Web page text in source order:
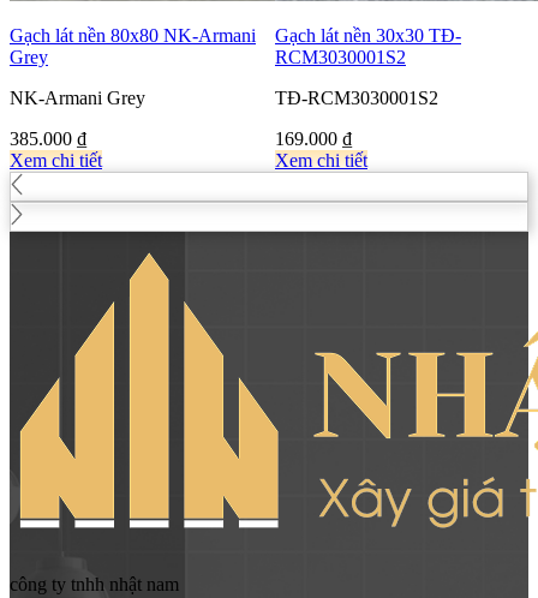
Gạch lát nền 80x80 NK-Armani
Grey
NK-Armani Grey
385.000 ₫
Xem chi tiết
Gạch lát nền 30x30 TĐ-
RCM3030001S2
TĐ-RCM3030001S2
169.000 ₫
Xem chi tiết
công ty tnhh nhật nam